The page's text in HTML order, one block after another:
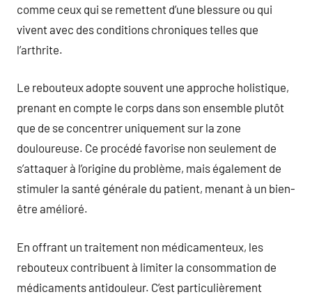
comme ceux qui se remettent d’une blessure ou qui
vivent avec des conditions chroniques telles que
l’arthrite.
Le rebouteux adopte souvent une approche holistique,
prenant en compte le corps dans son ensemble plutôt
que de se concentrer uniquement sur la zone
douloureuse. Ce procédé favorise non seulement de
s’attaquer à l’origine du problème, mais également de
stimuler la santé générale du patient, menant à un bien-
être amélioré.
En offrant un traitement non médicamenteux, les
rebouteux contribuent à limiter la consommation de
médicaments antidouleur. C’est particulièrement